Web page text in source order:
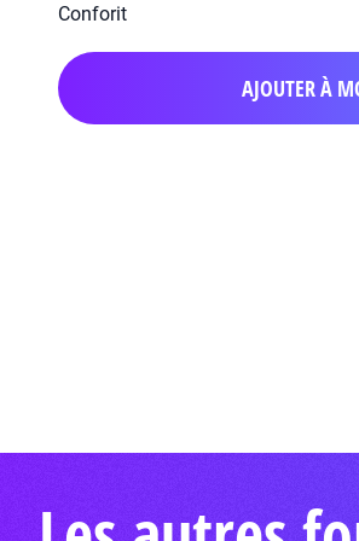
Conforit
AJOUTER À